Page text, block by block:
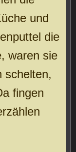
und
die
waren sie
schelten,
fingen